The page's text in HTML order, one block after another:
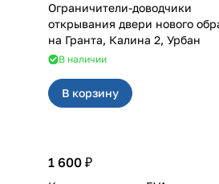
Ограничители-доводчики
открывания двери нового
на Гранта, Калина 2, Урбан
В наличии
В корзину
1 600 ₽